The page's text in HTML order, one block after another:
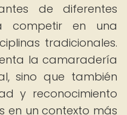
de diferentes
competir en una
tradicionales.
la camaradería
sino que también
y reconocimiento
en un contexto más